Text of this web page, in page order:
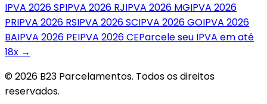
IPVA 2026SPIPVA 2026 RJIPVA 2026 MGIPVA 2026
PRIPVA 2026 RSIPVA 2026SCIPVA 2026GOIPVA 2026
BAIPVA 2026 PEIPVA 2026CEParcele seu IPVA em até
18x →
© 2026 B23 Parcelamentos. Todos os direitos
reservados.